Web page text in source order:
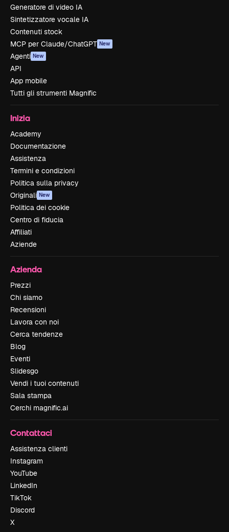
Generatore di video IA
Sintetizzatore vocale IA
Contenuti stock
MCP per Claude/ChatGPT New
Agenti New
API
App mobile
Tutti gli strumenti Magnific
Inizia
Academy
Documentazione
Assistenza
Termini e condizioni
Politica sulla privacy
Originali New
Politica dei cookie
Centro di fiducia
Affiliati
Aziende
Azienda
Prezzi
Chi siamo
Recensioni
Lavora con noi
Cerca tendenze
Blog
Eventi
Slidesgo
Vendi i tuoi contenuti
Sala stampa
Cerchi magnific.ai
Contattaci
Assistenza clienti
Instagram
YouTube
LinkedIn
TikTok
Discord
X